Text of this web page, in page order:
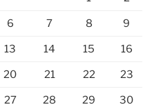
6 7 8 9
13 14 15 16
20 21 22 23
27 28 29 30